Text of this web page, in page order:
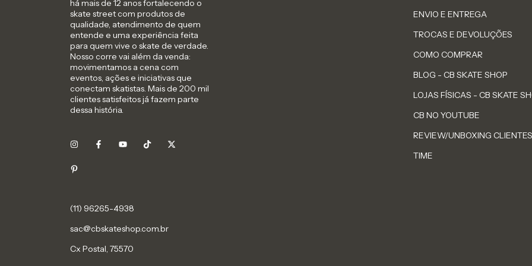
há mais de 12 anos fortalecendo o
skate street com produtos de
qualidade, atendimento de quem
entende e uma experiência feita
para quem vive o skate de verdade.
Nosso corre vai além da venda:
movimentamos a cena com
eventos, ações e iniciativas que
conectam skatistas. Mais de 200 mil
clientes satisfeitos já fazem parte
dessa história.
sac@cbskateshop.com.br
Cx Postal, 75570
ENVIO E ENTREGA
TROCAS E DEVOLUÇÕES
COMO COMPRAR
BLOG - CB SKATE SHOP
LOJAS FÍSICAS - CB SKATE
CB NO YOUTUBE
REVIEW/UNBOXING CLIENTES
TIME